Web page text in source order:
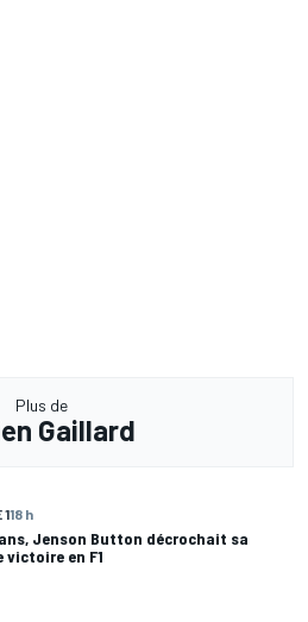
Plus de
Gaillard
118 h
Jenson Button décrochait sa
victoire en F1